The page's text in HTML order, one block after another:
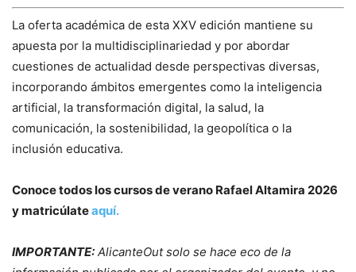
La oferta académica de esta XXV edición mantiene su
apuesta por la multidisciplinariedad y por abordar
cuestiones de actualidad desde perspectivas diversas,
incorporando ámbitos emergentes como la inteligencia
artificial, la transformación digital, la salud, la
comunicación, la sostenibilidad, la geopolítica o la
inclusión educativa.
Conoce todos los cursos de verano Rafael Altamira 2026
y matricúlateaquí.
IMPORTANTE: AlicanteOut solo se hace eco de la